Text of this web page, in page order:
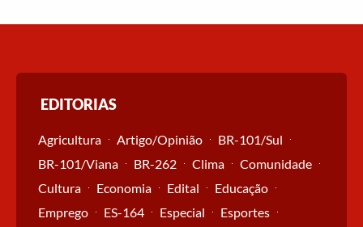
EDITORIAS
Agricultura Artigo/Opinião
BR-101/Sul
BR-101/Viana
BR-262 Clima
Comunidade
Cultura
Economia Edital
Educação
Emprego
ES-164 Especial
Esportes